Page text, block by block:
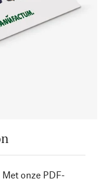
onze PDF-